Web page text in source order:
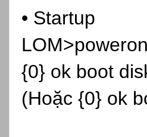
• Startup
LOM>poweron
{0} ok boot
(Hoặc {0} ok